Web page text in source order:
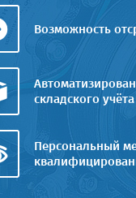
Возможность
складского учёта
Персональный